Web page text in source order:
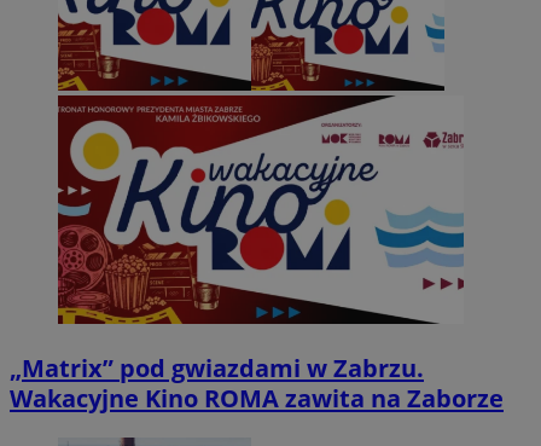
„Matrix” pod gwiazdami w Zabrzu.
Wakacyjne Kino ROMA zawita na Zaborze